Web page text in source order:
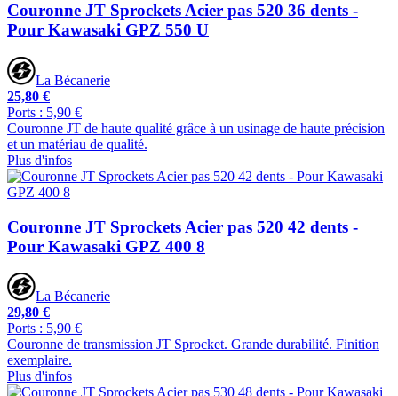
Couronne JT Sprockets Acier pas 520 36 dents -
Pour Kawasaki GPZ 550 U
La Bécanerie
25,80 €
Ports : 5,90 €
Couronne JT de haute qualité grâce à un usinage de haute précision
et un matériau de qualité.
Plus d'infos
Couronne JT Sprockets Acier pas 520 42 dents -
Pour Kawasaki GPZ 400 8
La Bécanerie
29,80 €
Ports : 5,90 €
Couronne de transmission JT Sprocket. Grande durabilité. Finition
exemplaire.
Plus d'infos